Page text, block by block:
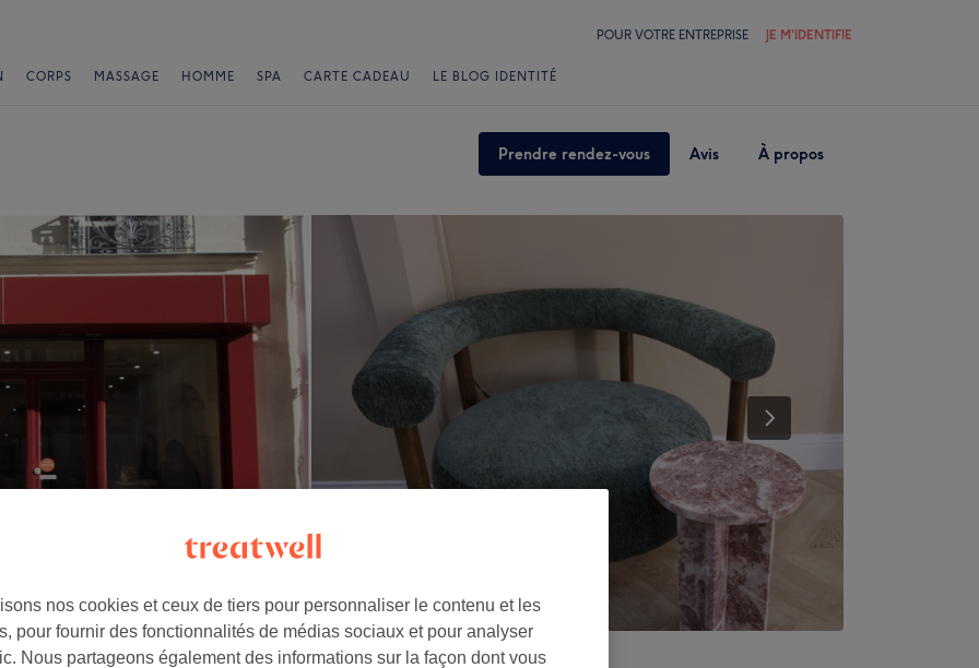
POUR VOTRE ENTREPRISE JE M'IDENTIFIE
CORPS MASSAGE HOMME SPA CARTE CADEAU LE BLOG IDENTITÉ
Prendre rendez-vous Avis À propos
nos cookies et ceux de tiers pour personnaliser le contenu et les
pour fournir des fonctionnalités de médias sociaux et pour analyser
Nous partageons également des informations sur la façon dont vous